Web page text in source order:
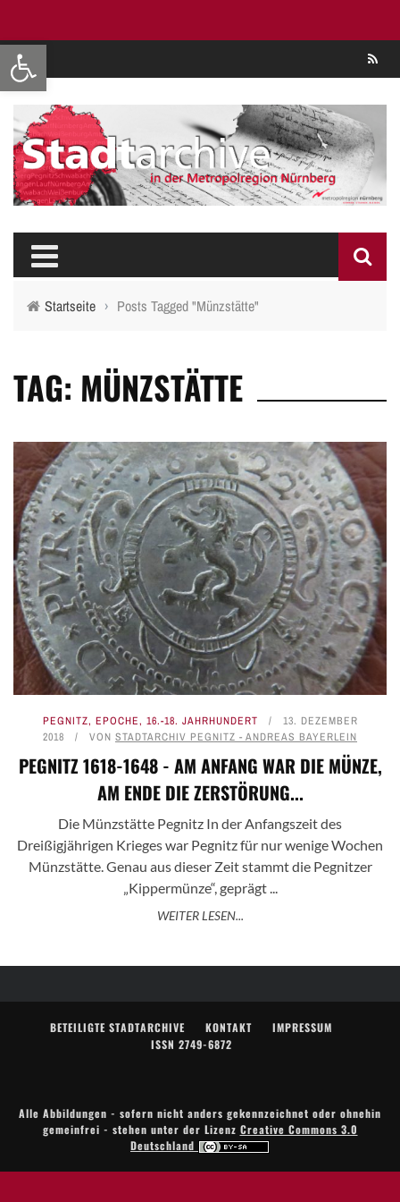
Werkzeugleiste öffnen
Startseite › Posts Tagged "Münzstätte"
TAG: MÜNZSTÄTTE
PEGNITZ, EPOCHE, 16.-18. JAHRHUNDERT
13. DEZEMBER
2018
VON STADTARCHIV PEGNITZ - ANDREAS BAYERLEIN
PEGNITZ 1618-1648 - AM ANFANG WAR DIE MÜNZE,
AM ENDE DIE ZERSTÖRUNG...
Die Münzstätte Pegnitz In der Anfangszeit des
Dreißigjährigen Krieges war Pegnitz für nur wenige Wochen
Münzstätte. Genau aus dieser Zeit stammt die Pegnitzer
„Kippermünze“, geprägt ...
WEITER LESEN...
BETEILIGTE STADTARCHIVE KONTAKT
IMPRESSUM
ISSN 2749-6872
Alle Abbildungen - sofern nicht anders gekennzeichnet oder ohnehin
gemeinfrei - stehen unter der Lizenz Creative Commons 3.0
Deutschland